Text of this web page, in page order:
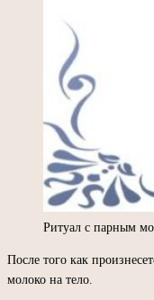
Ритуал с парным
После того как
молоко на тело.